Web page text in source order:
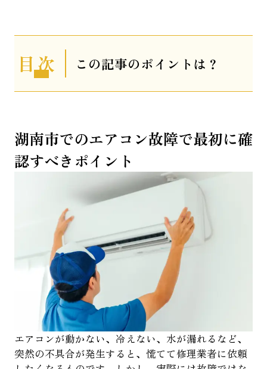
この記事のポイントは？
表
示
湖南市でのエアコン故障で最初に確
認すべきポイント
エアコンが動かない、冷えない、水が漏れるなど、
突然の不具合が発生すると、慌てて修理業者に依頼